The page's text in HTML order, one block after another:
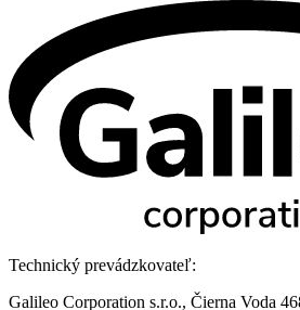
Technický prevádzkovateľ:
Galileo Corporation s.r.o., Čierna Voda